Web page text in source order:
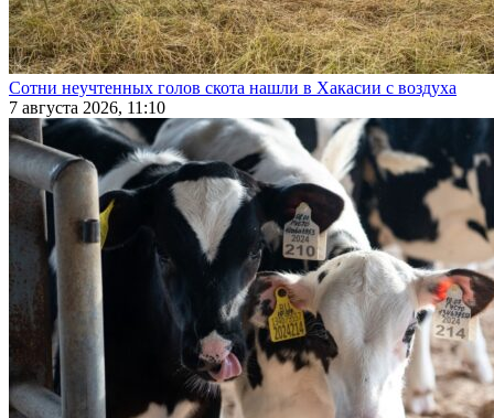
Сотни неучтенных голов скота нашли в Хакасии с воздуха
7 августа 2026, 11:10